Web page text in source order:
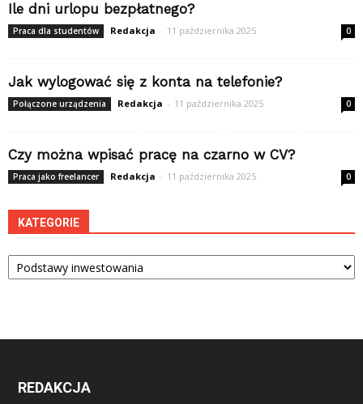
Ile dni urlopu bezpłatnego?
Praca dla studentów Redakcja - 11 października 2025 0
Jak wylogować się z konta na telefonie?
Połączone urządzenia Redakcja - 11 października 2025 0
Czy można wpisać pracę na czarno w CV?
Praca jako freelancer Redakcja - 11 października 2025 0
KATEGORIE
Kategorie
REDAKCJA